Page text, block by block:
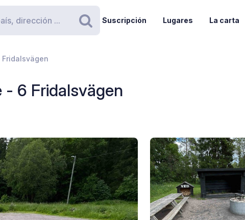
Buscar
Suscripción Lugares La carta
- 6 Fridalsvägen